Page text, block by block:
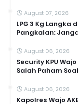
August 07, 2026
LPG 3 Kg Langka
Pangkalan:
August 06, 2026
Security KPU
Salah Paham
August 06, 2026
Kapolres Wajo